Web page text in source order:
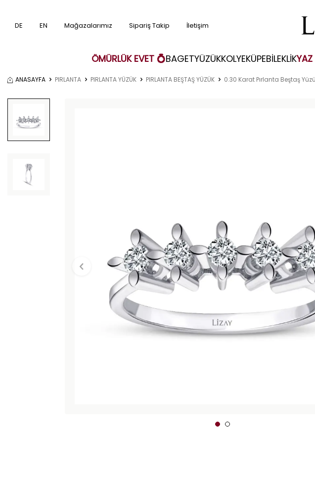
DE EN Mağazalarımız Sipariş Takip İletişim
ÖMÜRLÜK EVET 💍BAGETYÜZÜKKOLYEKÜPEBİLEKLİK
ANASAYFA PIRLANTA PIRLANTA YÜZÜK PIRLANTA BEŞTAŞ YÜZÜK 0.30 Karat Pırlanta Beştaş